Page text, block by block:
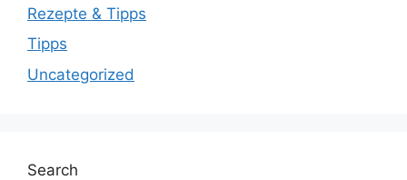
Rezepte & Tipps
Tipps
Uncategorized
Search